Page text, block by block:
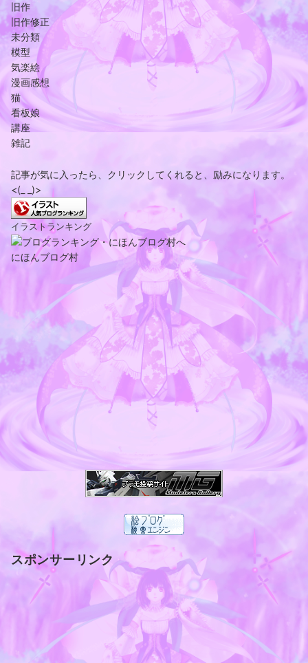
旧作
旧作修正
未分類
模型
気楽絵
漫画感想
猫
看板娘
講座
雑記
記事が気に入ったら、クリックしてくれると、励みになります。
<(_ _)>
イラストランキング
にほんブログ村
スポンサーリンク